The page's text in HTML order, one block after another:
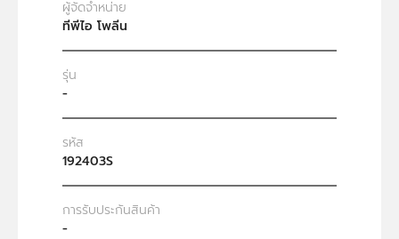
ผู้จัดจำหน่าย
ทีพีไอ โพลีน
รุ่น
-
รหัส
192403S
การรับประกันสินค้า
-